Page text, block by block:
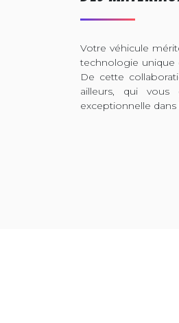
Votre véhicule
technologie unique
De cette
ailleurs, qui vous
exceptionnelle dans